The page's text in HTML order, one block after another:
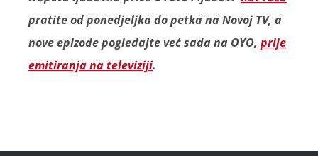
pratite od ponedjeljka do petka na Novoj TV, a
nove epizode pogledajte već sada na OYO, prije
emitiranja na televiziji.